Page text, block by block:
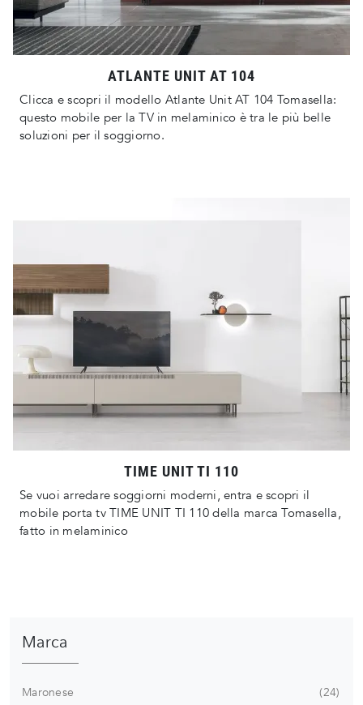
ATLANTE UNIT AT 104
Clicca e scopri il modello Atlante Unit AT 104 Tomasella:
questo mobile per la TV in melaminico è tra le più belle
soluzioni per il soggiorno.
TIME UNIT TI 110
Se vuoi arredare soggiorni moderni, entra e scopri il
mobile porta tv TIME UNIT TI 110 della marca Tomasella,
fatto in melaminico
Marca
Maronese
24